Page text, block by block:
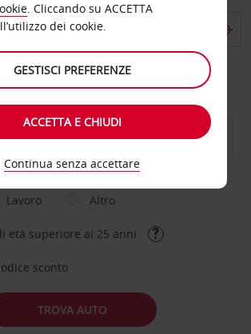
di riconsegna diversa
AL GIORNO
Lavoro Altro
età superiore ai 25 anni
sconto
TROVA AUTO
. Cliccando su ACCETTA
dei cookie.
GESTISCI PREFERENZE
ACCETTA E CHIUDI
Continua senza accettare